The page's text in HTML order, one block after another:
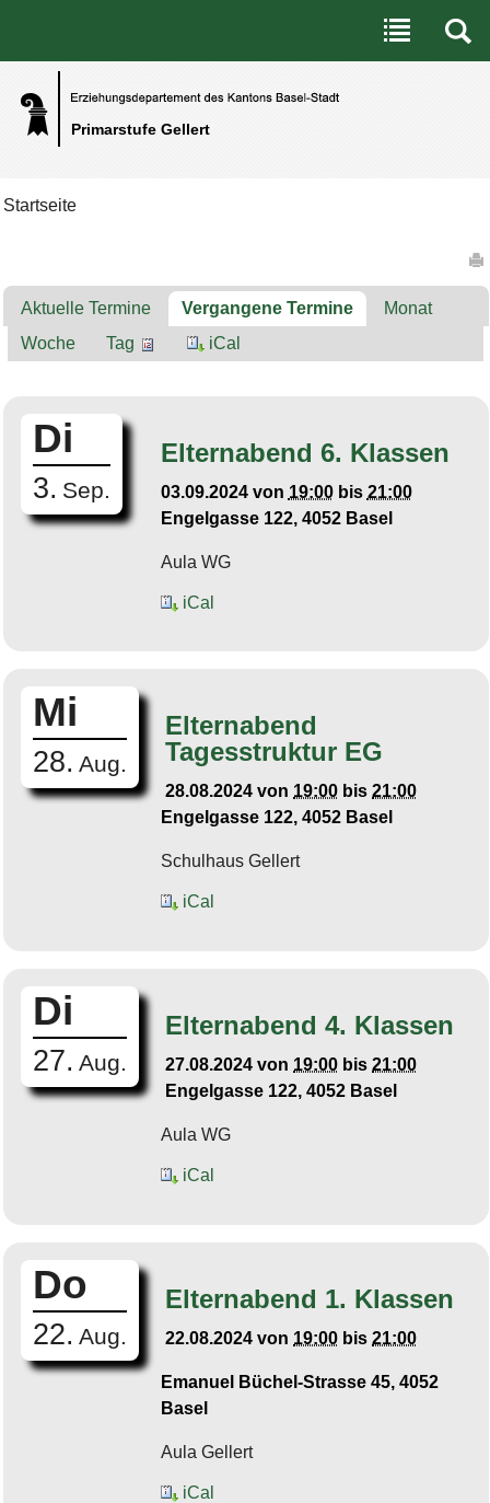
Primarstufe Gellert
Benutzerspezifische Werkzeuge
Direkt zum Inhalt|Direkt zur Navigation
Startseite
Aktuelle Termine Vergangene Termine
Monat
Woche
Tag iCal
Di
3. Sep.
Elternabend 6. Klassen
03.09.2024von 19:00bis 21:00
Engelgasse 122, 4052 Basel
Aula WG
iCal
Mi
28. Aug.
Elternabend
Tagesstruktur EG
28.08.2024 von 19:00 bis21:00
Engelgasse 122, 4052 Basel
Schulhaus Gellert
iCal
Di
27. Aug.
Elternabend 4. Klassen
27.08.2024 von 19:00 bis21:00
Engelgasse 122, 4052 Basel
Aula WG
iCal
Do
22. Aug.
Elternabend 1. Klassen
22.08.2024 von 19:00 bis21:00
Emanuel Büchel-Strasse 45, 4052
Basel
Aula Gellert
iCal